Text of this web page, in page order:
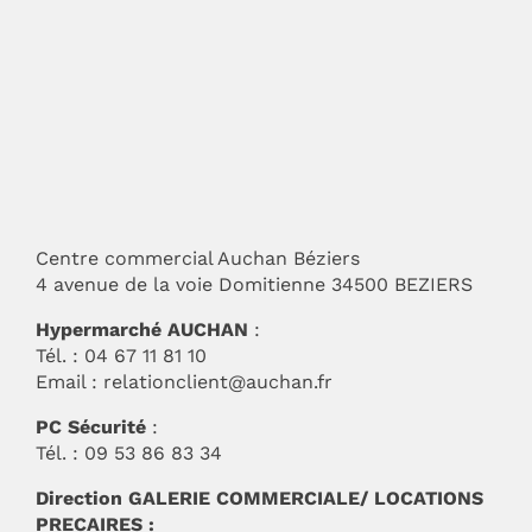
Centre commercial Auchan Béziers
4 avenue de la voie Domitienne 34500 BEZIERS
Hypermarché AUCHAN :
Tél. : 04 67 11 81 10
Email : relationclient@auchan.fr
PC Sécurité :
Tél. : 09 53 86 83 34
Direction GALERIE COMMERCIALE/ LOCATIONS
PRECAIRES :